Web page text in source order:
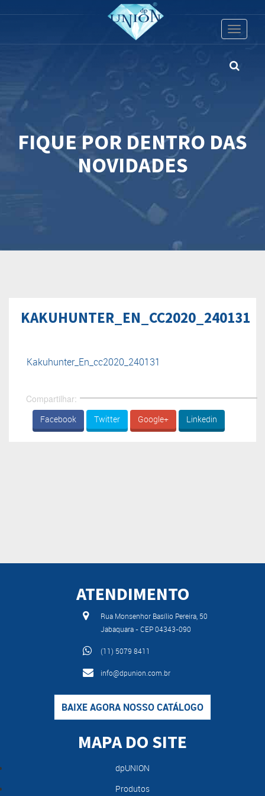
Toggle
FIQUE POR DENTRO DAS
NOVIDADES
KAKUHUNTER_EN_CC2020_240131
Kakuhunter_En_cc2020_240131
Compartilhar:
Facebook Twitter Google+ Linkedin
ATENDIMENTO
Rua Monsenhor Basílio Pereira, 50
Jabaquara - CEP 04343-090
(11) 5079 8411
info@dpunion.com.br
BAIXE AGORA NOSSO CATÁLOGO
MAPA DO SITE
dpUNION
Produtos